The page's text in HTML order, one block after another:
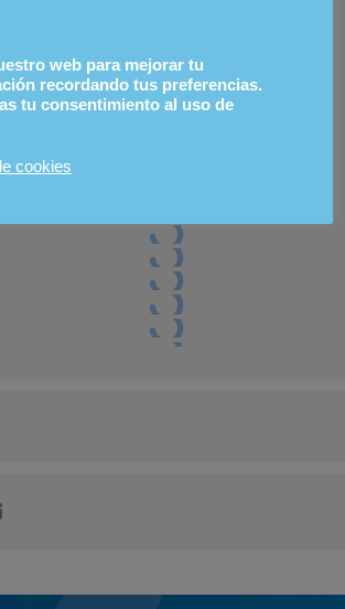
web para mejorar tu
recordando tus preferencias.
tu consentimiento al uso de
cookies